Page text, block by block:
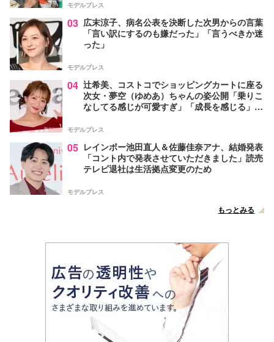
モデルプレス
03 広末涼子、病名公表を決断した次男からの言葉
「言い訳にするのも嫌だった」「言うべきか迷
った」
モデルプレス
04 辻希美、コストコでショッピングカートに座る
次女・夢空（ゆめあ）ちゃんの姿公開「乗りこ
なしてる感じが可愛すぎ」「成長を感じる」の
モデルプレス
05 レインボー池田直人＆佐藤佳奈アナ、結婚発表
「コント内で発表させていただきました」読売
テレビ退社は生活拠点変更のため
モデルプレス
もっとみる